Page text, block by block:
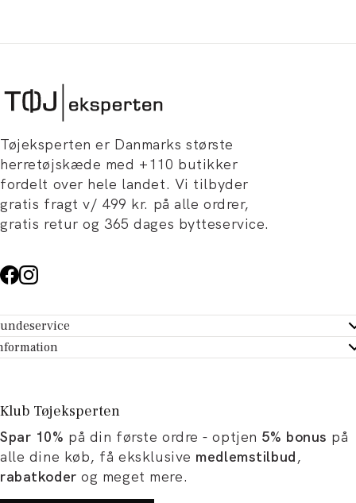
Tøjeksperten er Danmarks største
herretøjskæde med +110 butikker
fordelt over hele landet. Vi tilbyder
gratis fragt v/ 499 kr. på alle ordrer,
gratis retur og 365 dages bytteservice.
- Hjælpecenter
dit køb
Tøjeksperten
og artikler
og karriere
Klub Tøjeksperten
Spar 10% på din første ordre - optjen 5% bonus på
alle dine køb, få eksklusive medlemstilbud,
rabatkoder og meget mere.